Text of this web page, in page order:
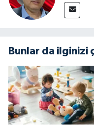
Bunlar da ilginizi